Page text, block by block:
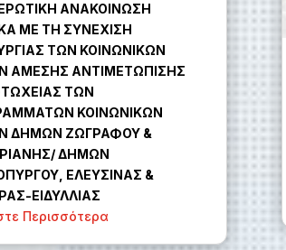
ΑΝΑΚΟΙΝΩΣΗ
ΜΕ ΤΗ ΣΥΝΕΧΙΣΗ
ΤΩΝ ΚΟΙΝΩΝΙΚΩΝ
ΑΜΕΣΗΣ ΑΝΤΙΜΕΤΩΠΙΣΗΣ
ΤΩΝ
ΚΟΙΝΩΝΙΚΩΝ
ΔΗΜΩΝ ΖΩΓΡΑΦΟΥ &
ΔΗΜΩΝ
ΕΛΕΥΣΙΝΑΣ &
ΕΙΔΥΛΛΙΑΣ
Περισσότερα